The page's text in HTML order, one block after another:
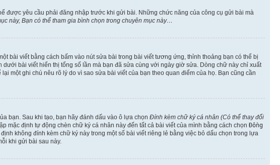
được yêu cầu phải đăng nhập trước khi gửi bài. Những chức năng của công cụ gửi bài mà
này, Bạn có thể tham gia bình chọn trong chuyên mục này…
bài viết bằng cách bấm vào nút sửa bài trong bài viết tương ứng, thỉnh thoảng bạn có thể bị
bài viết hiển thị tổng số lần mà bạn đã sửa cùng với ngày giờ sửa. Dòng chữ này chỉ xuất
một ghi chú nêu rõ lý do vì sao sửa bài viết của bạn theo quan điểm của họ. Bạn cũng cần
bạn. Sau khi tạo, bạn hãy đánh dấu vào ô lựa chọn Đính kèm chữ ký cá nhân (Có thể thay đổi
mặc định tự động chèn chữ ký cá nhân này đến tất cả bài viết của mình bằng cách chọn Đồng
không đính kèm chữ ký này trong một số bài viết riêng lẻ bằng việc bỏ dấu chọn trong lựa
khi gửi bài sau này.